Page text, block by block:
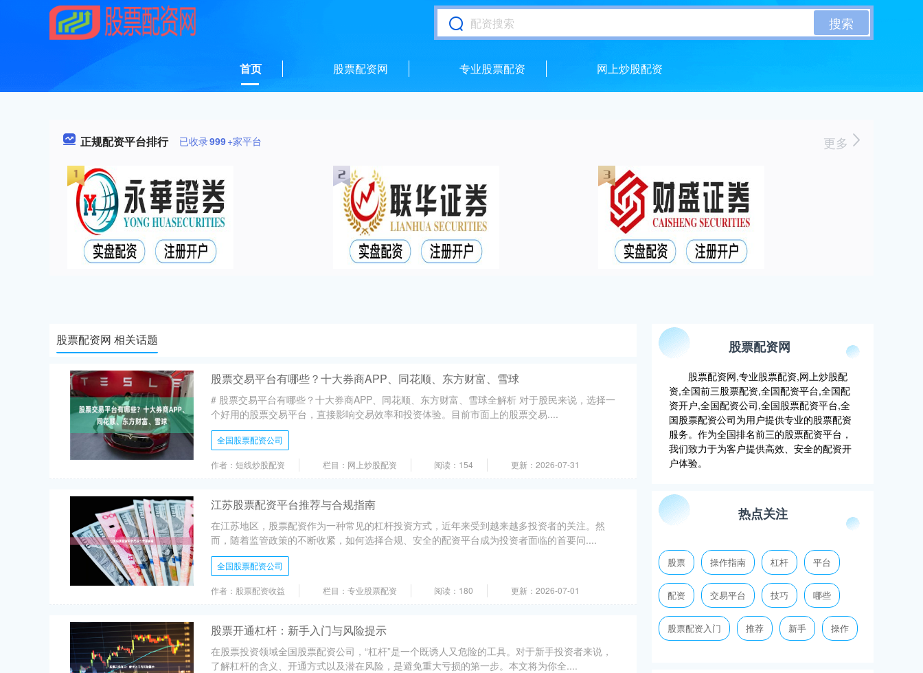
搜索
首页 股票配资网 专业股票配资 网上炒股配资
正规配资平台排行 已收录999+家平台 更多
股票配资网 相关话题
股票交易平台有哪些？十大券商APP、同花顺、东方财富、雪球
# 股票交易平台有哪些？十大券商APP、同花顺、东方财富、雪球全解析 对于股民来说，选择一
个好用的股票交易平台，直接影响交易效率和投资体验。目前市面上的股票交易....
全国股票配资公司
作者：短线炒股配资 栏目：网上炒股配资 阅读：154 更新：2026-07-31
江苏股票配资平台推荐与合规指南
在江苏地区，股票配资作为一种常见的杠杆投资方式，近年来受到越来越多投资者的关注。然
而，随着监管政策的不断收紧，如何选择合规、安全的配资平台成为投资者面临的首要问....
全国股票配资公司
作者：股票配资收益 栏目：专业股票配资 阅读：180 更新：2026-07-01
股票开通杠杆：新手入门与风险提示
在股票投资领域全国股票配资公司，“杠杆”是一个既诱人又危险的工具。对于新手投资者来说，
了解杠杆的含义、开通方式以及潜在风险，是避免重大亏损的第一步。本文将为你全....
股票配资网
股票配资网,专业股票配资,网上炒股配
资,全国前三股票配资,全国配资平台,全国配
资开户,全国配资公司,全国股票配资平台,全
国股票配资公司为用户提供专业的股票配资
服务。作为全国排名前三的股票配资平台，
我们致力于为客户提供高效、安全的配资开
户体验。
热点关注
股票 操作指南 杠杆 平台
配资 交易平台 技巧 哪些
股票配资入门 推荐 新手 操作